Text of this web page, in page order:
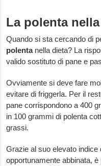
La polenta
Quando si sta cercando di
polentanella dieta? La
valido sostituto di pane e
Ovviamente si deve fare
evitare di friggerla. Per il
pane corrispondono a 400
in 100 grammi di polenta
grassi.
Grazie al suo elevato indice
opportunamente abbinata, è